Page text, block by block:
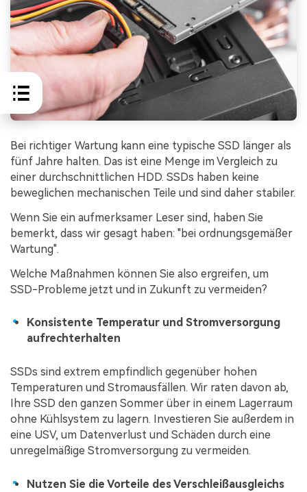
Bei richtiger Wartung kann eine typische SSD länger als
fünf Jahre halten. Das ist eine Menge im Vergleich zu
einer durchschnittlichen HDD. SSDs haben keine
beweglichen mechanischen Teile und sind daher stabiler.
Wenn Sie ein aufmerksamer Leser sind, haben Sie
bemerkt, dass wir gesagt haben: "bei ordnungsgemäßer
Wartung".
Welche Maßnahmen können Sie also ergreifen, um
SSD-Probleme jetzt und in Zukunft zu vermeiden?
Konsistente Temperatur und Stromversorgung
aufrechterhalten
SSDs sind extrem empfindlich gegenüber hohen
Temperaturen und Stromausfällen. Wir raten davon ab,
Ihre SSD den ganzen Sommer über in einem Lagerraum
ohne Kühlsystem zu lagern. Investieren Sie außerdem in
eine USV, um Datenverlust und Schäden durch eine
unregelmäßige Stromversorgung zu vermeiden.
Nutzen Sie die Vorteile des Verschleißausgleichs